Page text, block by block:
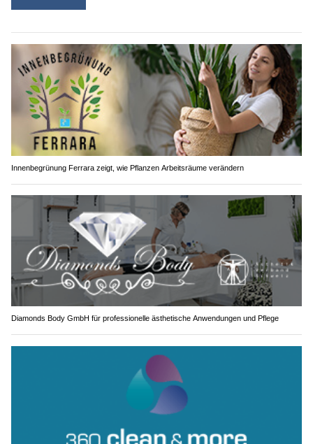
Innenbegrünung Ferrara zeigt, wie Pflanzen Arbeitsräume verändern
Diamonds Body GmbH für professionelle ästhetische Anwendungen und Pflege